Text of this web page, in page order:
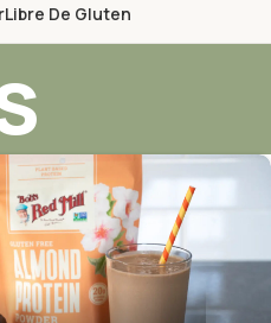
Libre De Gluten